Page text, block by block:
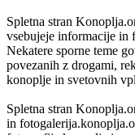
Spletna stran
vsebujeje informacije in
Nekatere sporne teme
povezanih z drogami,
konoplje in svetovnih
Spletna stran
in